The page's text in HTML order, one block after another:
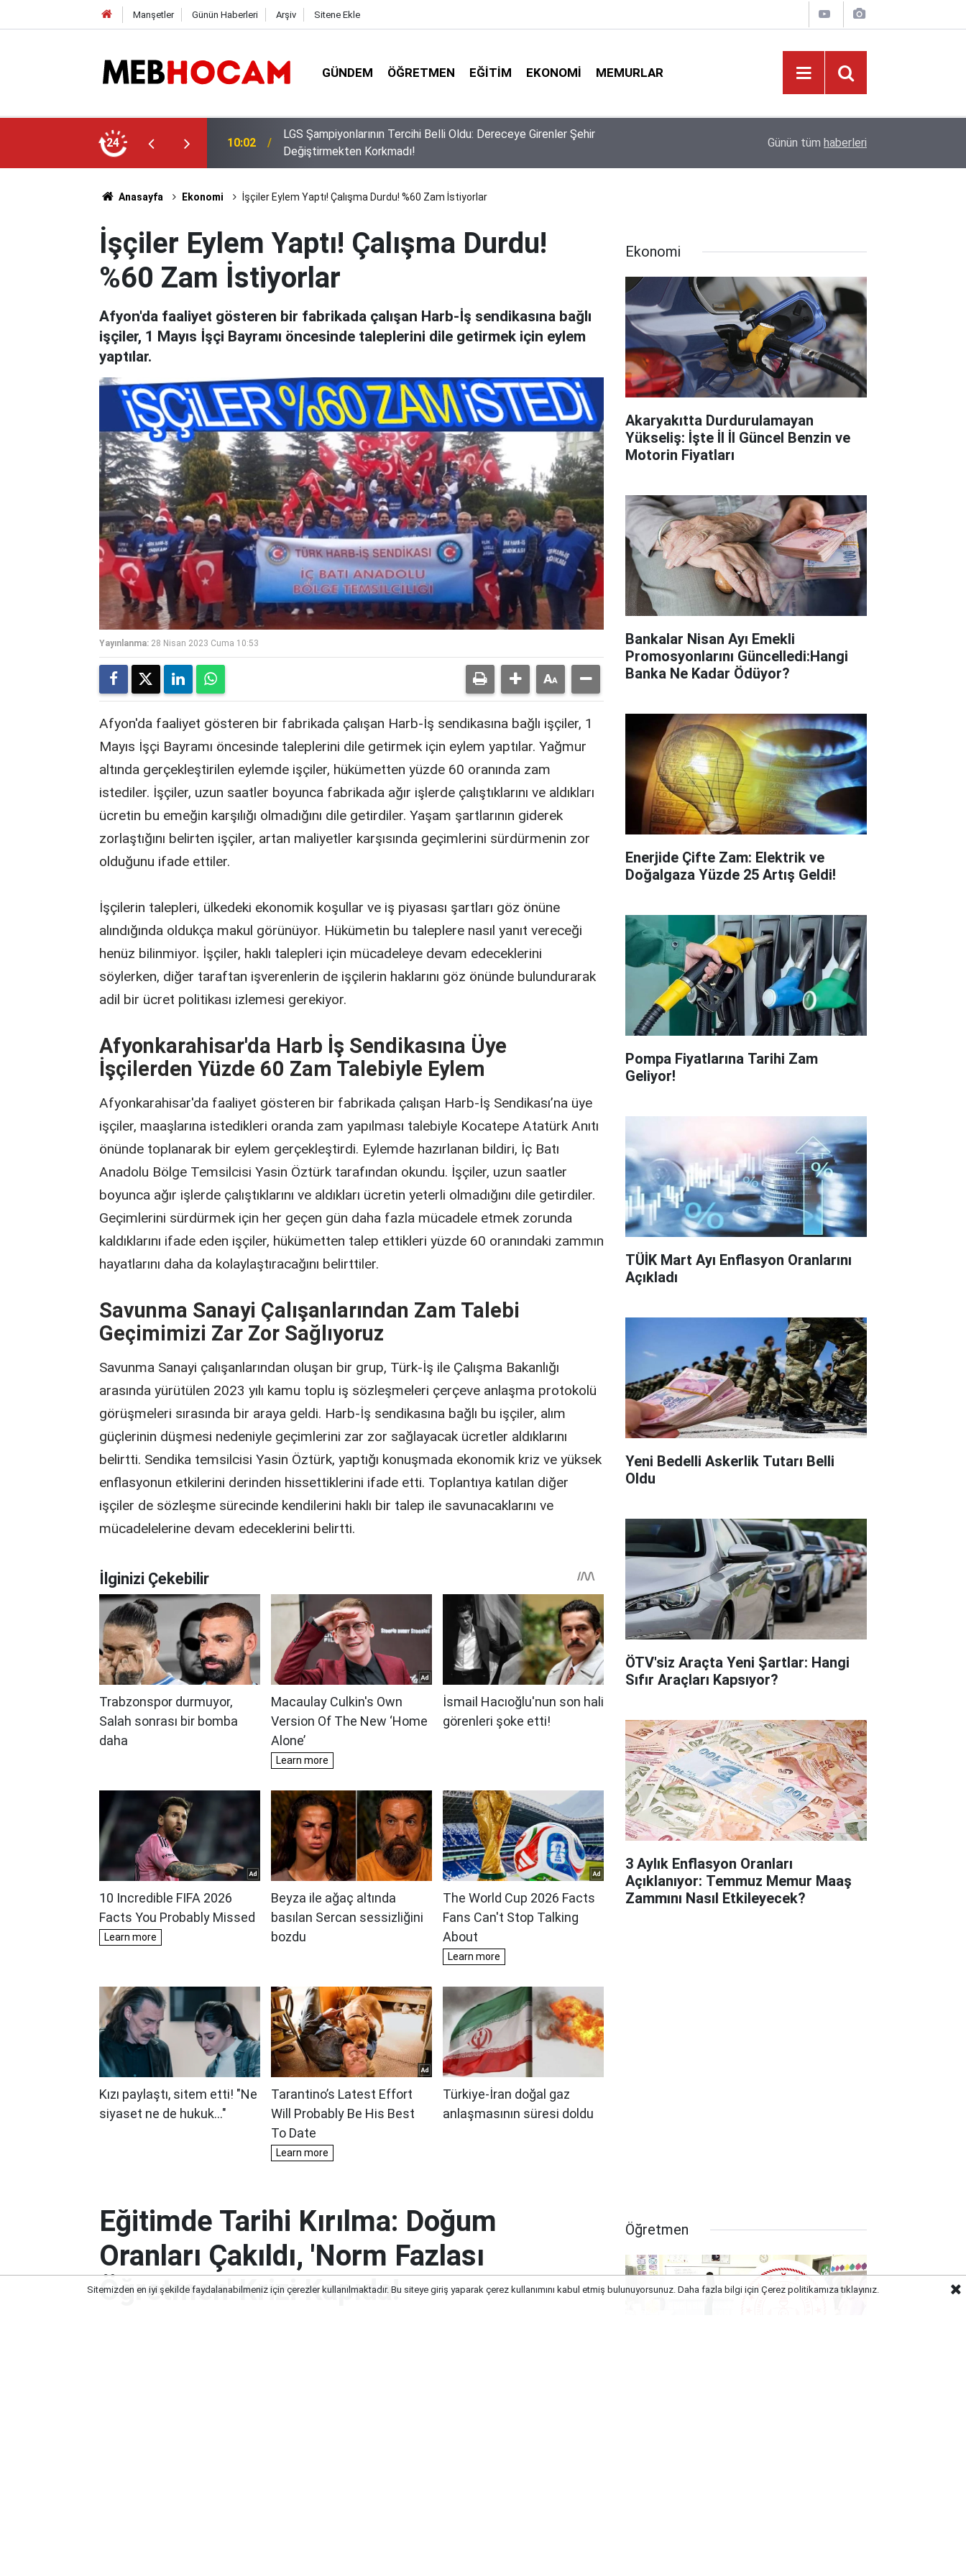
Manşetler Günün Haberleri Arşiv Sitene Ekle
GÜNDEM ÖĞRETMEN EĞITIM EKONOMI MEMURLAR
24
Dereceye Girenler Şehir
09:02 Bakan Yusuf Tekin Başkanlığında Şırnak’ta 81 İl Müdürüyle Eğitim Zirvesi
Payı Anadolu Liselerinin
Günün tüm haberleri
Anasayfa Ekonomi İşçiler Eylem Yaptı! Çalışma Durdu! %60 Zam İstiyorlar
İşçiler Eylem Yaptı! Çalışma Durdu!
%60 Zam İstiyorlar
Afyon'da faaliyet gösteren bir fabrikada çalışan Harb-İş sendikasına bağlı
işçiler, 1 Mayıs İşçi Bayramı öncesinde taleplerini dile getirmek için eylem
yaptılar.
Yayınlanma: 28 Nisan 2023 Cuma 10:53
Afyon'da faaliyet gösteren bir fabrikada çalışan Harb-İş sendikasına bağlı işçiler, 1
Mayıs İşçi Bayramı öncesinde taleplerini dile getirmek için eylem yaptılar. Yağmur
altında gerçekleştirilen eylemde işçiler, hükümetten yüzde 60 oranında zam
istediler. İşçiler, uzun saatler boyunca fabrikada ağır işlerde çalıştıklarını ve aldıkları
ücretin bu emeğin karşılığı olmadığını dile getirdiler. Yaşam şartlarının giderek
zorlaştığını belirten işçiler, artan maliyetler karşısında geçimlerini sürdürmenin zor
olduğunu ifade ettiler.
İşçilerin talepleri, ülkedeki ekonomik koşullar ve iş piyasası şartları göz önüne
alındığında oldukça makul görünüyor. Hükümetin bu taleplere nasıl yanıt vereceği
henüz bilinmiyor. İşçiler, haklı talepleri için mücadeleye devam edeceklerini
söylerken, diğer taraftan işverenlerin de işçilerin haklarını göz önünde bulundurarak
adil bir ücret politikası izlemesi gerekiyor.
Afyonkarahisar'da Harb İş Sendikasına Üye
İşçilerden Yüzde 60 Zam Talebiyle Eylem
Afyonkarahisar'da faaliyet gösteren bir fabrikada çalışan Harb-İş Sendikası’na üye
işçiler, maaşlarına istedikleri oranda zam yapılması talebiyle Kocatepe Atatürk Anıtı
önünde toplanarak bir eylem gerçekleştirdi. Eylemde hazırlanan bildiri, İç Batı
Anadolu Bölge Temsilcisi Yasin Öztürk tarafından okundu. İşçiler, uzun saatler
boyunca ağır işlerde çalıştıklarını ve aldıkları ücretin yeterli olmadığını dile getirdiler.
Geçimlerini sürdürmek için her geçen gün daha fazla mücadele etmek zorunda
kaldıklarını ifade eden işçiler, hükümetten talep ettikleri yüzde 60 oranındaki zammın
hayatlarını daha da kolaylaştıracağını belirttiler.
Savunma Sanayi Çalışanlarından Zam Talebi
Geçimimizi Zar Zor Sağlıyoruz
Savunma Sanayi çalışanlarından oluşan bir grup, Türk-İş ile Çalışma Bakanlığı
arasında yürütülen 2023 yılı kamu toplu iş sözleşmeleri çerçeve anlaşma protokolü
görüşmeleri sırasında bir araya geldi. Harb-İş sendikasına bağlı bu işçiler, alım
güçlerinin düşmesi nedeniyle geçimlerini zar zor sağlayacak ücretler aldıklarını
belirtti. Sendika temsilcisi Yasin Öztürk, yaptığı konuşmada ekonomik kriz ve yüksek
enflasyonun etkilerini derinden hissettiklerini ifade etti. Toplantıya katılan diğer
işçiler de sözleşme sürecinde kendilerini haklı bir talep ile savunacaklarını ve
mücadelelerine devam edeceklerini belirtti.
Ekonomi
Akaryakıtta Durdurulamayan
Yükseliş: İşte İl İl Güncel Benzin ve
Motorin Fiyatları
Bankalar Nisan Ayı Emekli
Promosyonlarını Güncelledi:Hangi
Banka Ne Kadar Ödüyor?
Enerjide Çifte Zam: Elektrik ve
Doğalgaza Yüzde 25 Artış Geldi!
Pompa Fiyatlarına Tarihi Zam
Geliyor!
TÜİK Mart Ayı Enflasyon Oranlarını
Açıkladı
Yeni Bedelli Askerlik Tutarı Belli
Oldu
ÖTV'siz Araçta Yeni Şartlar: Hangi
Sıfır Araçları Kapsıyor?
3 Aylık Enflasyon Oranları
Açıklanıyor: Temmuz Memur Maaş
Zammını Nasıl Etkileyecek?
Eğitimde Tarihi Kırılma: Doğum
Oranları Çakıldı, 'Norm Fazlası
Öğretmen' Krizi Kapıda!
Öğretmen
Sitemizden en iyi şekilde faydalanabilmeniz için çerezler kullanılmaktadır. Bu siteye giriş yaparak çerez kullanımını kabul etmiş bulunuyorsunuz. Daha fazla bilgi için Çerez politikamızatıklayınız.